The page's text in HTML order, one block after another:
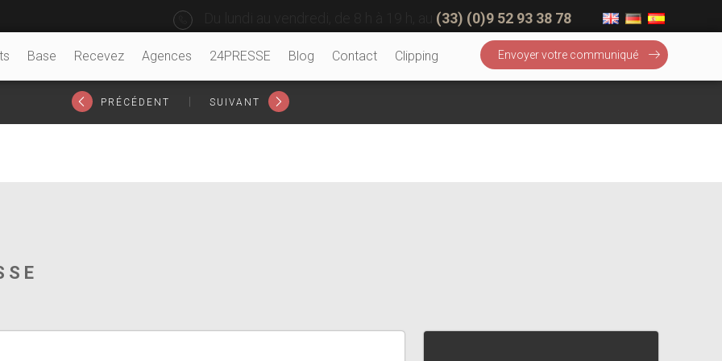
(33) (0)9 52 93 38 78
Base Recevez Agences 24PRESSE Blog Contact Clipping Envoyer votre communiqué
PRÉCÉDENT SUIVANT